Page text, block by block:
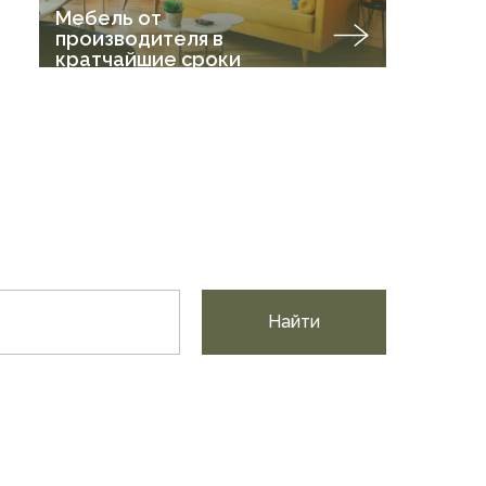
Мебель от
производителя в
кратчайшие сроки
Найти